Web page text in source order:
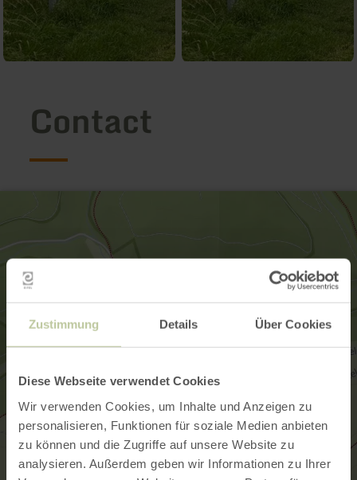
Zustimmung Details Über Cookies
Diese Webseite verwendet Cookies
Wir verwenden Cookies, um Inhalte und Anzeigen zu
personalisieren, Funktionen für soziale Medien anbieten
zu können und die Zugriffe auf unsere Website zu
analysieren. Außerdem geben wir Informationen zu Ihrer
Contact